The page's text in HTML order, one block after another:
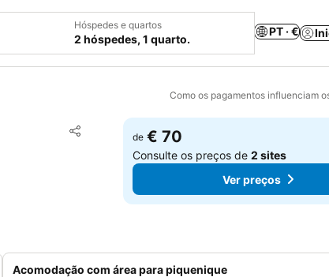
Hóspedes e quartos
2 hóspedes, 1 quarto.
PT · €
Como os pagamentos influenciam
Partilhar
Adicionar aos favoritos
de € 70
Consulte os preços de2 sites
Ver preços
Acomodação com área para piquenique